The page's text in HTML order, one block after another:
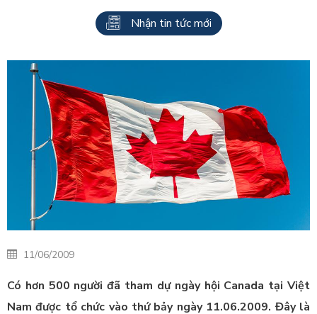
Nhận tin tức mới
11/06/2009
Có hơn 500 người đã tham dự ngày hội Canada tại Việt
Nam được tổ chức vào thứ bảy ngày 11.06.2009. Đây là